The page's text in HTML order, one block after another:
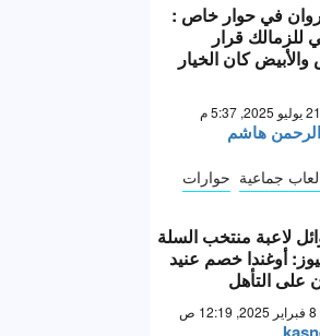
في حوار خاص :
للزمالك قرار
كان الخيار
هاشم
جماعية حوارات
لاعبة منتخب السلة
أوغندا خصم عنيد
على التأهل